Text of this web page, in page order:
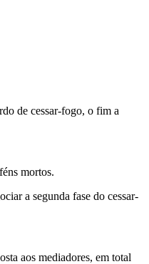
de cessar-fogo, o fim a
mortos.
a segunda fase do cessar-
aos mediadores, em total